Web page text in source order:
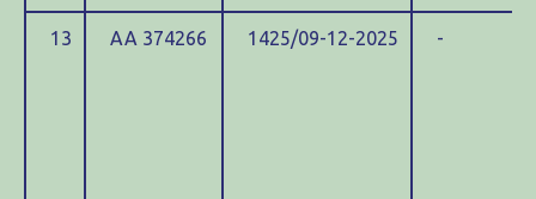
13 ΑΑ 374266 1425/09-12-2025 -